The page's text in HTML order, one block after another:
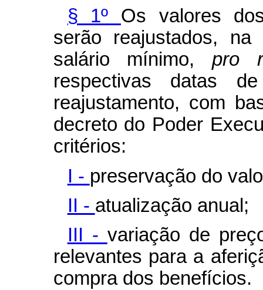
§ 1º Os valores
serão reajustados,
salário mínimo, pro
respectivas datas
reajustamento, com
decreto do Poder
critérios:
I - preservação do
II - atualização anual;
III - variação de
relevantes para a
compra dos benefícios.